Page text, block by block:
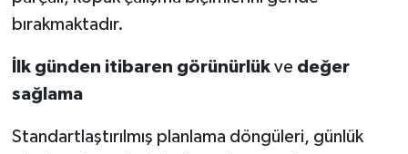
bırakmaktadır.
İlk günden itibaren görünürlükve değer
sağlama
Standartlaştırılmış planlama döngüleri, günlük